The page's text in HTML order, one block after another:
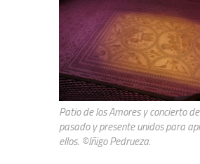
Patio de los Amores y concierto
pasado y presente unidos para
ellos. ©Iñigo Pedrueza.